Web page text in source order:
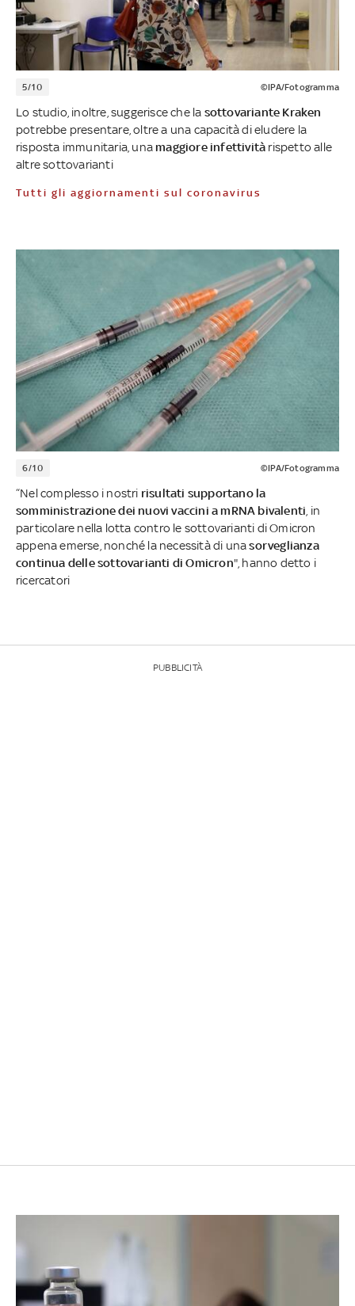
5/10 ©IPA/Fotogramma
Lo studio, inoltre, suggerisce che la sottovariante Kraken
potrebbe presentare, oltre a una capacità di eludere la
risposta immunitaria, una maggiore infettività rispetto alle
altre sottovarianti
Tutti gli aggiornamenti sul coronavirus
6/10 ©IPA/Fotogramma
“Nel complesso i nostri risultati supportano la
somministrazione dei nuovi vaccini a mRNA bivalenti , in
particolare nella lotta contro le sottovarianti di Omicron
appena emerse, nonché la necessità di unasorveglianza
continua delle sottovarianti di Omicron", hanno detto i
ricercatori
PUBBLICITÀ